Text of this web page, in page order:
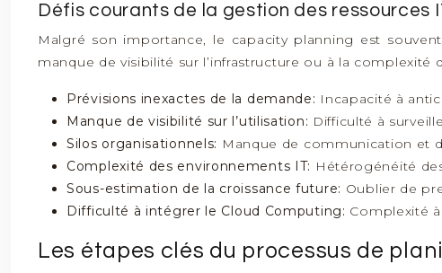
Défis courants de la gestion des ressources
Malgré son importance, le capacity planning est
manque de visibilité sur l’infrastructure ou à la
Prévisions inexactes de la demande: Incapacité à
Manque de visibilité sur l’utilisation: Difficulté à
Silos organisationnels: Manque de communication et
Complexité des environnements IT: Hétérogénéité
Sous-estimation de la croissance future: Oublier de
Difficulté à intégrer le Cloud Computing: Complexité
Les étapes clés du processus de